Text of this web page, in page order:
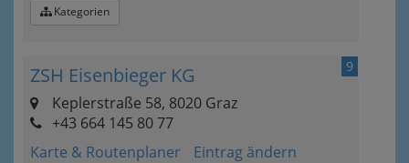
Kategorien
9
ZSH Eisenbieger KG
Keplerstraße 58, 8020 Graz
+43 664 145 80 77
Karte & Routenplaner
Eintrag ändern